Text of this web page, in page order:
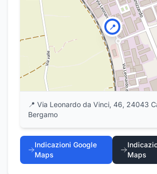
📍
📍 Via Leonardo da Vinci, 46, 24043
Bergamo
Indicazioni Google
Maps
Maps